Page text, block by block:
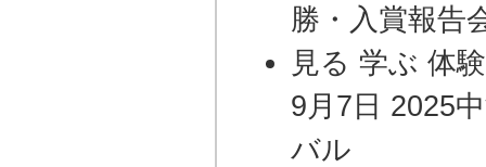
勝・入賞報告
見る 学ぶ 体
9月7日 2025
バル